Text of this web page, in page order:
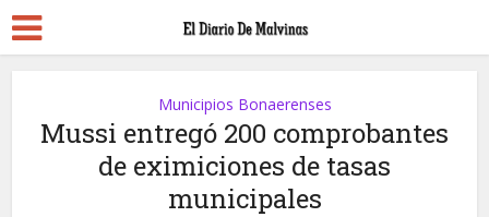
Municipios Bonaerenses
Mussi entregó 200 comprobantes
de eximiciones de tasas
municipales